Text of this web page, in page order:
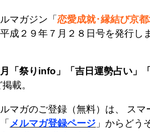
マガジン「恋愛成就･縁結び京
平成２９年７月２８日号を発行し
「祭りinfo」「吉日運勢占い」
載。
マガのご登録（無料）は、 スマ
メルマガ登録ページ 」からどう